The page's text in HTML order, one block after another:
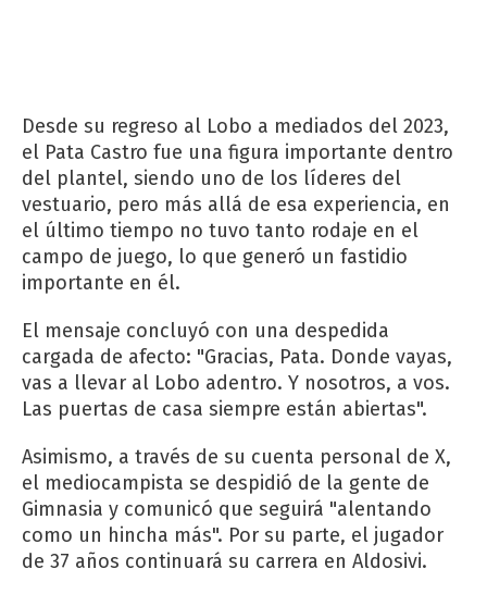
Desde su regreso al Lobo a mediados del 2023,
el Pata Castro fue una figura importante dentro
del plantel, siendo uno de los líderes del
vestuario, pero más allá de esa experiencia, en
el último tiempo no tuvo tanto rodaje en el
campo de juego, lo que generó un fastidio
importante en él.
El mensaje concluyó con una despedida
cargada de afecto: "Gracias, Pata. Donde vayas,
vas a llevar al Lobo adentro. Y nosotros, a vos.
Las puertas de casa siempre están abiertas".
Asimismo, a través de su cuenta personal de X,
el mediocampista se despidió de la gente de
Gimnasia y comunicó que seguirá "alentando
como un hincha más". Por su parte, el jugador
de 37 años continuará su carrera en Aldosivi.